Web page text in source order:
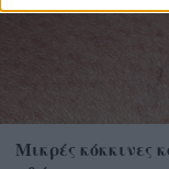
Μικρές κόκκινες